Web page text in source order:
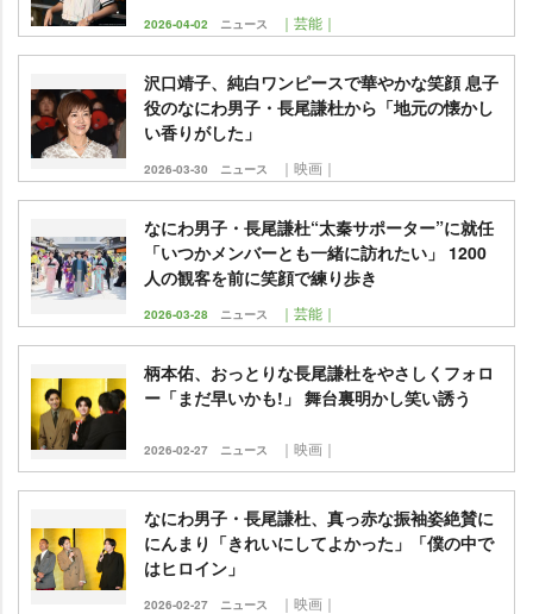
2026-04-02 ニュース ｜芸能｜
沢口靖子、純白ワンピースで華やかな笑顔 息子
役のなにわ男子・長尾謙杜から「地元の懐かし
い香りがした」
2026-03-30 ニュース ｜映画｜
なにわ男子・長尾謙杜“太秦サポーター”に就任
「いつかメンバーとも一緒に訪れたい」 1200
人の観客を前に笑顔で練り歩き
2026-03-28 ニュース ｜芸能｜
柄本佑、おっとりな長尾謙杜をやさしくフォロ
ー「まだ早いかも!」 舞台裏明かし笑い誘う
2026-02-27 ニュース ｜映画｜
なにわ男子・長尾謙杜、真っ赤な振袖姿絶賛に
にんまり「きれいにしてよかった」「僕の中で
はヒロイン」
2026-02-27 ニュース ｜映画｜